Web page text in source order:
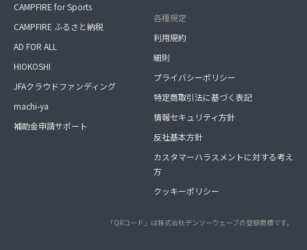
CAMPFIRE for Sports
CAMPFIRE ふるさと納税
AD FOR ALL
HIOKOSHI
JFAクラウドファンディング
machi-ya
補助金申請サポート
各種規定
利用規約
細則
プライバシーポリシー
特定商取引法に基づく表記
情報セキュリティ方針
反社基本方針
カスタマーハラスメントに対する考え
方
クッキーポリシー
「QRコード」は株式会社デンソーウェーブの登録商標です。